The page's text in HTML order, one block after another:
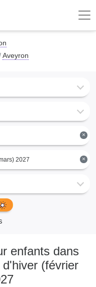
Aveyron
×
×
2027
enfants dans
(février